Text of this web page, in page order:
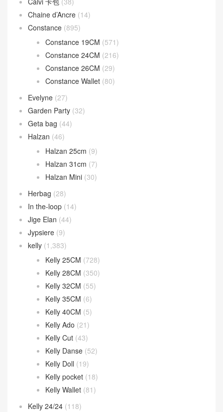
Chaine d’Ancre (14)
Constance (895)
Constance 19CM (571)
Constance 24CM (216)
Constance 26CM (29)
Constance Wallet (80)
Evelyne (27)
Garden Party (32)
Geta bag (44)
Halzan (46)
Halzan 25cm (9)
Halzan 31cm (7)
Halzan Mini (30)
Herbag (28)
In the-loop (14)
Jige Elan (44)
Jypsiere (9)
kelly (1,383)
Kelly 25CM (728)
Kelly 28CM (350)
Kelly 32CM (55)
Kelly 35CM (6)
Kelly 40CM (5)
Kelly Ado (21)
Kelly Cut (43)
Kelly Danse (52)
Kelly Doll (19)
Kelly pocket (18)
Kelly Wallet (81)
Kelly 24/24 (118)